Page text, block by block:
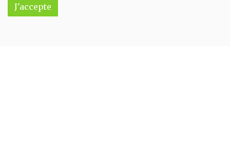
J'accepte
Réception souhaitée le